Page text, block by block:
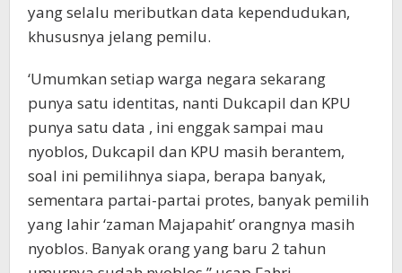
yang selalu meributkan data kependudukan,
khususnya jelang pemilu.
‘Umumkan setiap warga negara sekarang
punya satu identitas, nanti Dukcapil dan KPU
punya satu data , ini enggak sampai mau
nyoblos, Dukcapil dan KPU masih berantem,
soal ini pemilihnya siapa, berapa banyak,
sementara partai-partai protes, banyak pemilih
yang lahir ‘zaman Majapahit’ orangnya masih
nyoblos. Banyak orang yang baru 2 tahun